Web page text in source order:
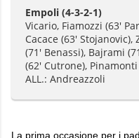
Empoli (4-3-2-1)
Vicario, Fiamozzi (63'
Cacace (63'
(71' Benassi), Bajrami
(62' Cutrone), Pinamonti
ALL.: Andreazzoli
La prima occasione per i